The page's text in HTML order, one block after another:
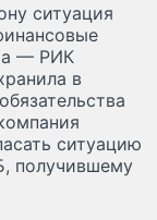
ситуация
— РИК
в
ситуацию
получившему